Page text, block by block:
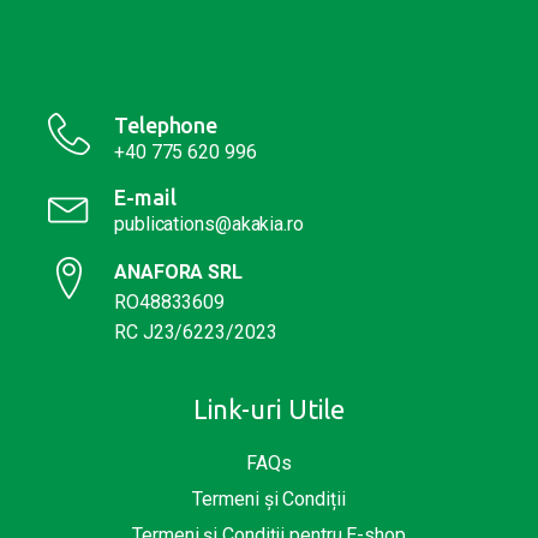
Telephone
+40 775 620 996
E-mail
publications@akakia.ro
ANAFORA SRL
RO48833609
RC J23/6223/2023
Link-uri Utile
FAQs
Termeni și Condiții